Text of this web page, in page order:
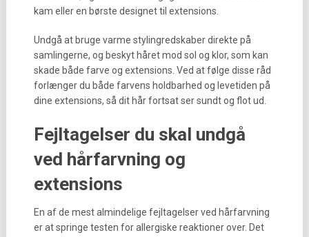
kam eller en børste designet til extensions.
Undgå at bruge varme stylingredskaber direkte på
samlingerne, og beskyt håret mod sol og klor, som kan
skade både farve og extensions. Ved at følge disse råd
forlænger du både farvens holdbarhed og levetiden på
dine extensions, så dit hår fortsat ser sundt og flot ud.
Fejltagelser du skal undgå
ved hårfarvning og
extensions
En af de mest almindelige fejltagelser ved hårfarvning
er at springe testen for allergiske reaktioner over. Det